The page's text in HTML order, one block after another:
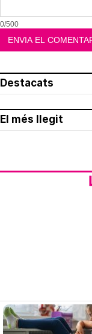
0/500
Destacats
El més llegit